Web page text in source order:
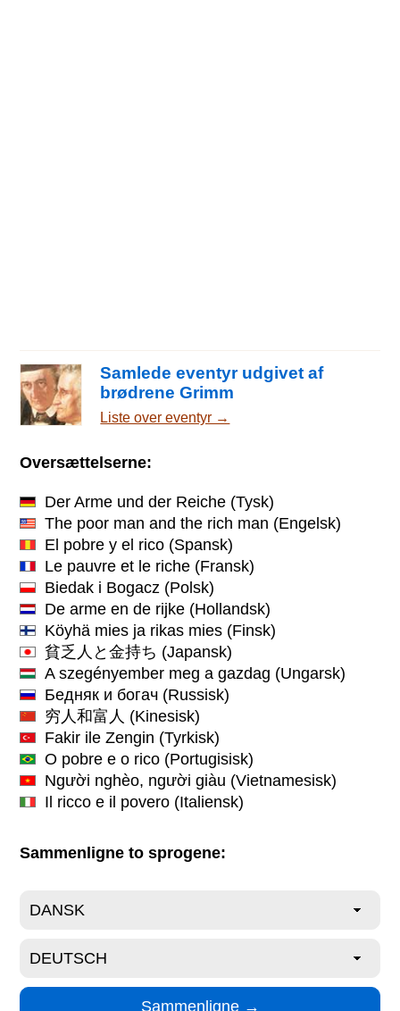
Samlede eventyr udgivet af
brødrene Grimm
Liste over eventyr →
Oversættelserne:
Der Arme und der Reiche (Tysk)
The poor man and the rich man (Engelsk)
El pobre y el rico (Spansk)
Le pauvre et le riche (Fransk)
Biedak i Bogacz (Polsk)
De arme en de rijke (Hollandsk)
Köyhä mies ja rikas mies (Finsk)
貧乏人と金持ち (Japansk)
A szegényember meg a gazdag (Ungarsk)
Бедняк и богач (Russisk)
穷人和富人 (Kinesisk)
Fakir ile Zengin (Tyrkisk)
O pobre e o rico (Portugisisk)
Người nghèo, người giàu (Vietnamesisk)
Il ricco e il povero (Italiensk)
Sammenligne to sprogene: